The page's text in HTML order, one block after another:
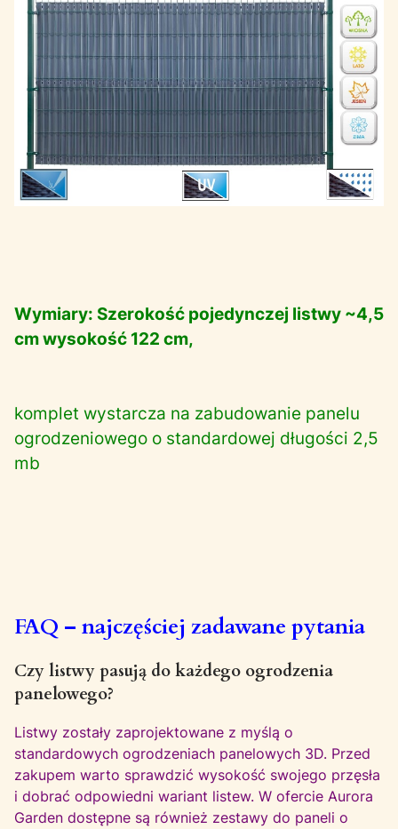
Wymiary: Szerokość pojedynczej listwy ~4,5
cm wysokość 122 cm,
komplet wystarcza na zabudowanie panelu
ogrodzeniowego o standardowej długości 2,5
mb
FAQ – najczęściej zadawane pytania
Czy listwy pasują do każdego ogrodzenia
panelowego?
Listwy zostały zaprojektowane z myślą o
standardowych ogrodzeniach panelowych 3D. Przed
zakupem warto sprawdzić wysokość swojego przęsła
i dobrać odpowiedni wariant listew. W ofercie Aurora
Garden dostępne są również zestawy do paneli o